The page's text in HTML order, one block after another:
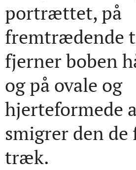
portrættet, på
fremtrædende
fjerner boben
og på ovale og
hjerteformede
smigrer den de
træk.